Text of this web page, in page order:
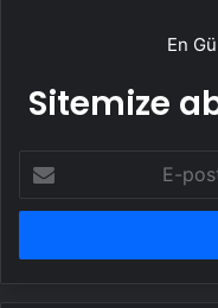
En
Sitemize
posta
adresinizi